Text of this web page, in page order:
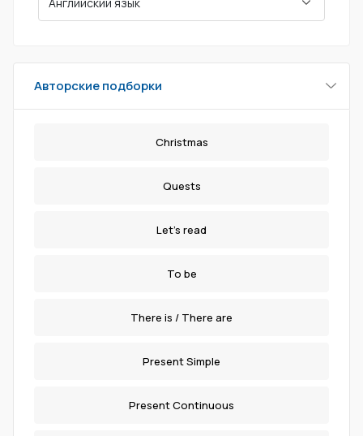
Авторские подборки
Christmas
Quests
Let's read
To be
There is / There are
Present Simple
Present Continuous